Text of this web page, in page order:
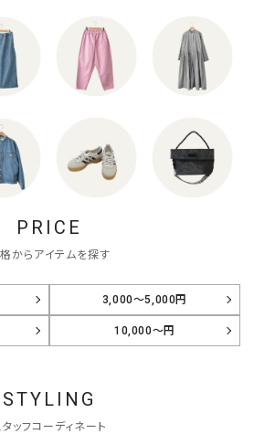
PRICE
からアイテムを探す
3,000～5,000円
10,000～円
STYLING
タッフコーディネート